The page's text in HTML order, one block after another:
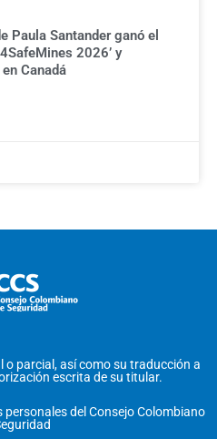
Paula Santander ganó el
2026’ y
Canadá
parcial, así como su traducción a
escrita de su titular.
del Consejo Colombiano